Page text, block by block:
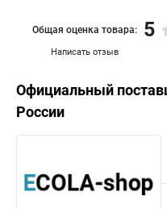
Написать отзыв
Общая оценка товара: 5
Официальный
России